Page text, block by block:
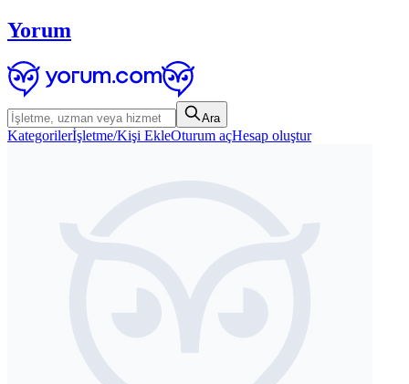
Yorum
Ara
Kategorilerİşletme/Kişi EkleOturum açHesap oluştur